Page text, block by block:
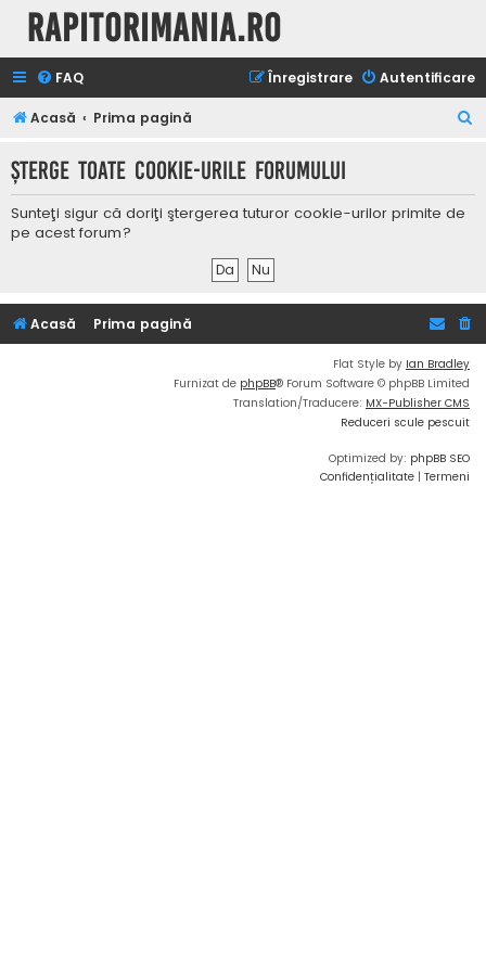
Rapitorimania.ro
FAQ Autentificare
Înregistrare
Acasă Prima pagină
t
Şterge toate cookie-urile forumului
Sunteţi sigur că doriţi ştergerea tuturor cookie-urilor primite de
pe acest forum?
Acasă Prima pagină
Flat Style by Ian Bradley
Furnizat de phpBB® Forum Software © phpBB Limited
Translation/Traducere: MX-Publisher CMS
Reduceri scule pescuit
Optimized by: phpBB SEO
Confidențialitate | Termeni